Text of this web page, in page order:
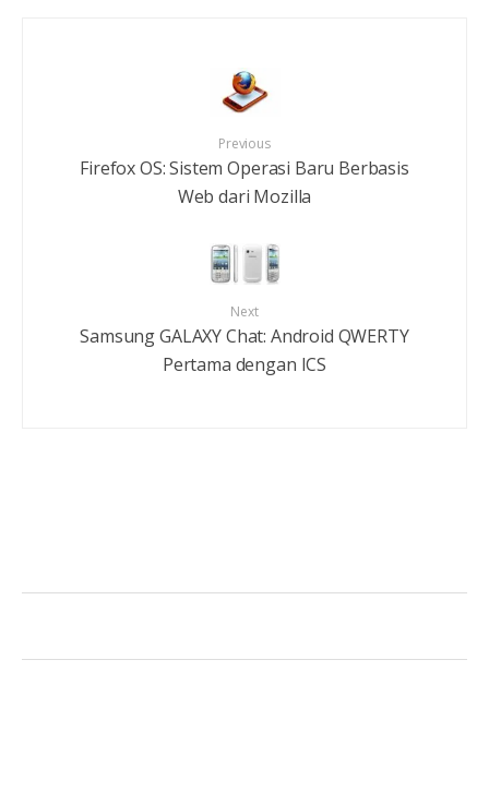
Previous
Firefox OS: Sistem Operasi Baru Berbasis
Web dari Mozilla
Next
Samsung GALAXY Chat: Android QWERTY
Pertama dengan ICS